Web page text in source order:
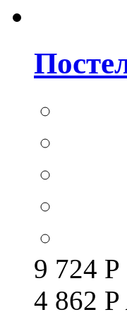
9 724 Р
4 862 Р